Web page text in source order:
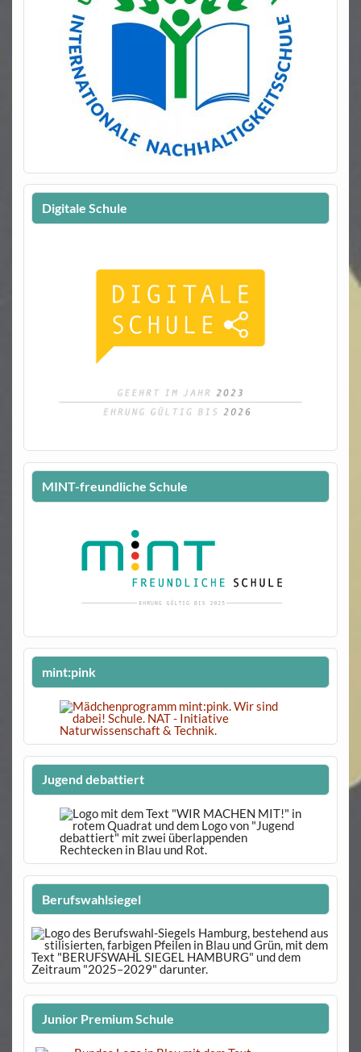
Digitale Schule
MINT-freundliche Schule
mint:pink
Jugend debattiert
Berufswahlsiegel
Junior Premium Schule